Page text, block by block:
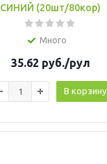
СИНИЙ (20шт/80кор)
Много
35.62 руб./рул
В корзину